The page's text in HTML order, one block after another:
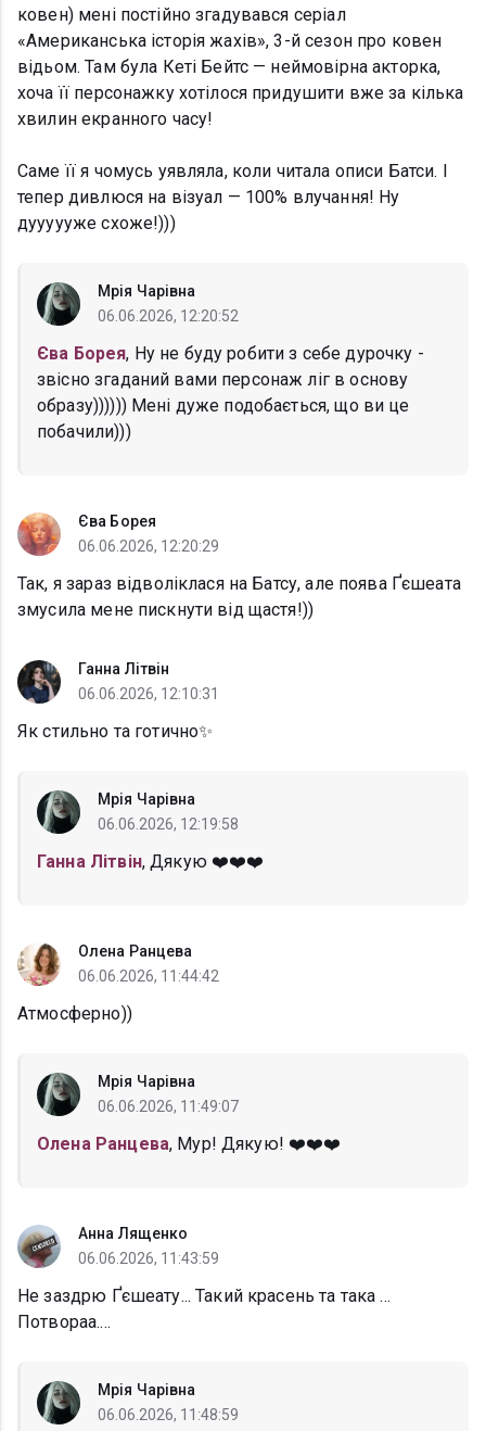
ковен) мені постійно згадувався серіал
«Американська історія жахів», 3-й сезон про ковен
відьом. Там була Кеті Бейтс — неймовірна акторка,
хоча її персонажку хотілося придушити вже за кілька
хвилин екранного часу!
Саме її я чомусь уявляла, коли читала описи Батси. І
тепер дивлюся на візуал — 100% влучання! Ну
дуууууже схоже!)))
Мрія Чарівна
06.06.2026, 12:20:52
Єва Борея, Ну не буду робити з себе дурочку -
звісно згаданий вами персонаж ліг в основу
образу)))))) Мені дуже подобається, що ви це
побачили)))
Єва Борея
06.06.2026, 12:20:29
Так, я зараз відволіклася на Батсу, але поява Ґєшеата
змусила мене пискнути від щастя!))
Ганна Літвін
06.06.2026, 12:10:31
Як стильно та готично✨️
Мрія Чарівна
06.06.2026, 12:19:58
Ганна Літвін, Дякую ❤️❤️❤️
Олена Ранцева
06.06.2026, 11:44:42
Атмосферно))
Мрія Чарівна
06.06.2026, 11:49:07
Олена Ранцева, Мур! Дякую! ❤️❤️❤️
Анна Лященко
06.06.2026, 11:43:59
Не заздрю Ґєшеату... Такий красень та така ...
Потвораа....
Мрія Чарівна
06.06.2026, 11:48:59